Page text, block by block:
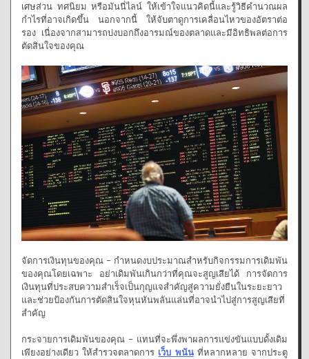
เศษส่วน ทศนิยม หรือมันนี่ไลน์ ให้เข้าใจแนวคิดนี้และรู้วิธีคำนวณผล
กำไรที่อาจเกิดขึ้น นอกจากนี้ ให้จับตาดูการเคลื่อนไหวของอัตราต่อ
รอง เนื่องจากสามารถบ่งบอกถึงอารมณ์ของตลาดและมีอิทธิพลต่อการ
ตัดสินใจของคุณ
จัดการเงินทุนของคุณ – กำหนดงบประมาณสำหรับกิจกรรมการเดิมพัน
ของคุณโดยเฉพาะ อย่าเดิมพันเกินกว่าที่คุณจะสูญเสียได้ การจัดการ
เงินทุนที่ประสบความสำเร็จเป็นกุญแจสำคัญสู่ความยั่งยืนในระยะยาว
และช่วยป้องกันการตัดสินใจหุนหันพลันแล่นที่อาจนำไปสู่การสูญเสียที่
สำคัญ
กระจายการเดิมพันของคุณ – แทนที่จะพึ่งพาผลการแข่งขันแบบดั้งเดิม
เพียงอย่างเดียว ให้สำรวจตลาดการ เว็บ พนันที่หลากหลาย จากประตู